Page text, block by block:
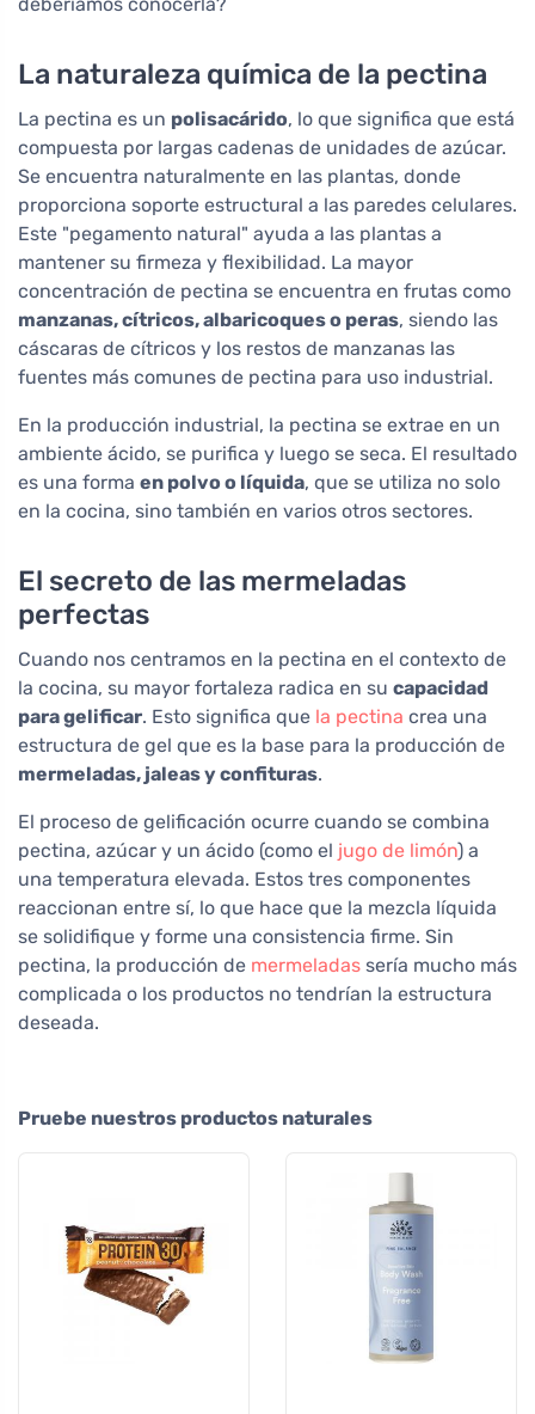
La naturaleza química de la pectina
La pectina es un polisacárido, lo que significa que está
compuesta por largas cadenas de unidades de azúcar.
Se encuentra naturalmente en las plantas, donde
proporciona soporte estructural a las paredes celulares.
Este "pegamento natural" ayuda a las plantas a
mantener su firmeza y flexibilidad. La mayor
concentración de pectina se encuentra en frutas como
manzanas, cítricos, albaricoques o peras, siendo las
cáscaras de cítricos y los restos de manzanas las
fuentes más comunes de pectina para uso industrial.
En la producción industrial, la pectina se extrae en un
ambiente ácido, se purifica y luego se seca. El resultado
es una forma en polvo o líquida, que se utiliza no solo
en la cocina, sino también en varios otros sectores.
El secreto de las mermeladas
perfectas
Cuando nos centramos en la pectina en el contexto de
la cocina, su mayor fortaleza radica en su capacidad
para gelificar. Esto significa que la pectina crea una
estructura de gel que es la base para la producción de
mermeladas, jaleas y confituras.
El proceso de gelificación ocurre cuando se combina
pectina, azúcar y un ácido (como el jugo de limón) a
una temperatura elevada. Estos tres componentes
reaccionan entre sí, lo que hace que la mezcla líquida
se solidifique y forme una consistencia firme. Sin
pectina, la producción de mermeladas sería mucho más
complicada o los productos no tendrían la estructura
deseada.
Pruebe nuestros productos naturales